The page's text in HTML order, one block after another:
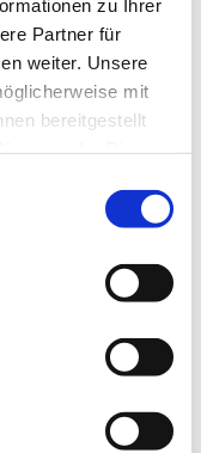
zu Ihrer
Partner für
weiter. Unsere
mit
bereitgestellt